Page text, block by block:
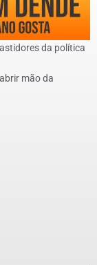
da política
mão da